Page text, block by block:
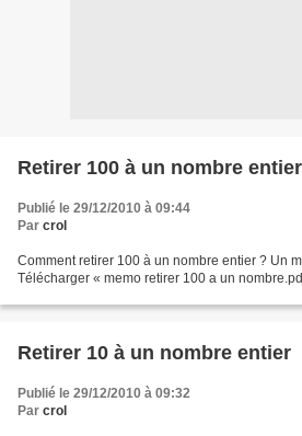
Retirer 100 à un nombre entier
Publié le 29/12/2010 à 09:44
Par crol
Comment retirer 100 à un nombre entier ? Un
Télécharger « memo retirer 100 a un
Retirer 10 à un nombre entier
Publié le 29/12/2010 à 09:32
Par crol